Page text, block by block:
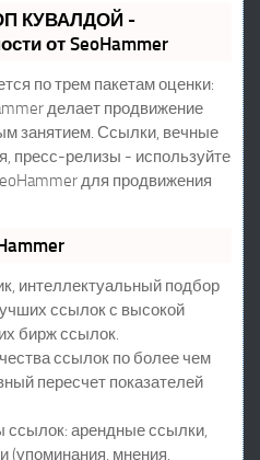
КУВАЛДОЙ -
от SeoHammer
по трем пакетам оценки:
делает продвижение
занятием. Ссылки, вечные
пресс-релизы - используйте
для продвижения
интеллектуальный подбор
ссылок с высокой
бирж ссылок.
ссылок по более чем
пересчет показателей
арендные ссылки,
(упоминания, мнения,